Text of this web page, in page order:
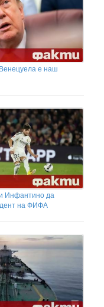
е наш
Инфантино да
на ФИФА